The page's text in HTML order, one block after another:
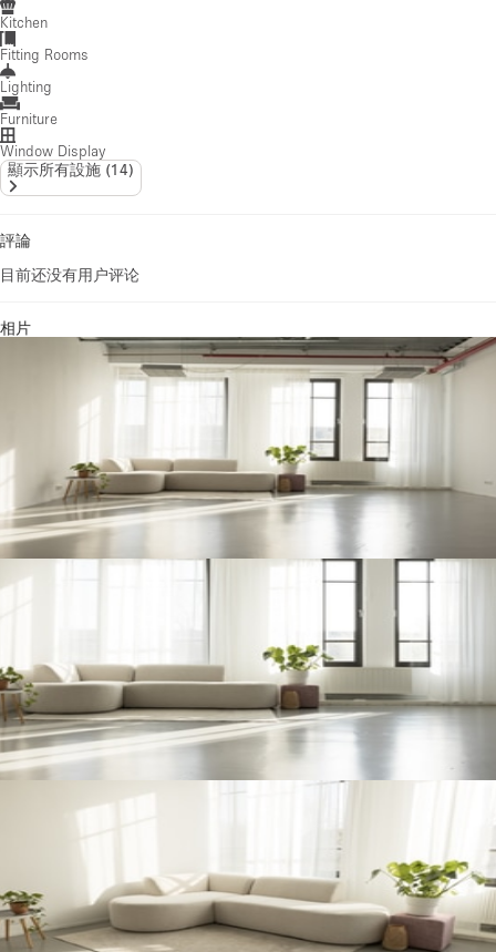
Kitchen
Fitting Rooms
Lighting
Furniture
Window Display
顯示所有設施 (14)
評論
目前还没有用户评论
相片